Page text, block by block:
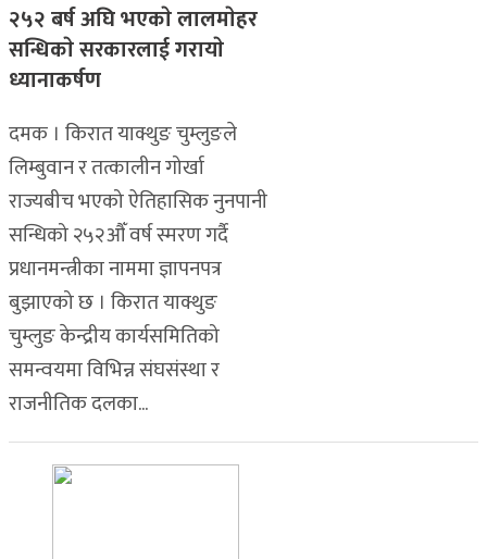
२५२ बर्ष अघि भएकाे लालमाेहर
सन्धिकाे सरकारलाई गरायाे
ध्यानाकर्षण
दमक । किरात याक्थुङ चुम्लुङले
लिम्बुवान र तत्कालीन गोर्खा
राज्यबीच भएको ऐतिहासिक नुनपानी
सन्धिको २५२औँ वर्ष स्मरण गर्दै
प्रधानमन्त्रीका नाममा ज्ञापनपत्र
बुझाएको छ । किरात याक्थुङ
चुम्लुङ केन्द्रीय कार्यसमितिको
समन्वयमा विभिन्न संघसंस्था र
राजनीतिक दलका...